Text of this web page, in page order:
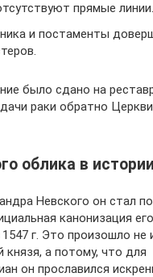
прямые линии.
и постаменты
было сдано на
раки обратно
облика в истории
Невского он стал
канонизация
г. Это произошло не
а потому, что для
он прославился